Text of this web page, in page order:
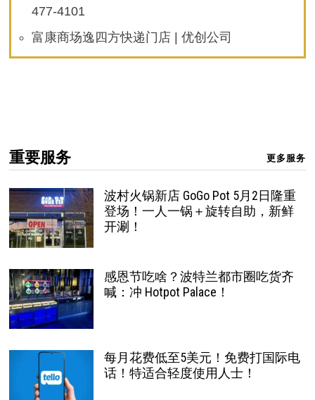
477-4101
富康商场逸四方快递门店 | 优创公司
重要服务 更多服务
波村火锅新店 GoGo Pot 5月2日隆重
登场！一人一锅＋旋转自助，新鲜
开涮！
感恩节吃啥？波特兰都市圈吃货齐
喊：冲 Hotpot Palace！
每月花费低至5美元！免费打国际电
话！特适合轻度使用人士！